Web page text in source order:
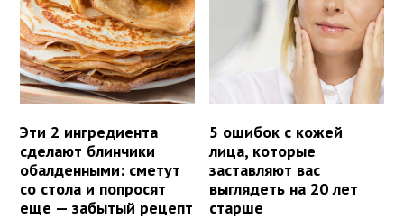
Эти 2 ингредиента
сделают блинчики
обалденными: сметут
со стола и попросят
еще — забытый рецепт
5 ошибок с кожей
лица, которые
заставляют вас
выглядеть на 20 лет
старше